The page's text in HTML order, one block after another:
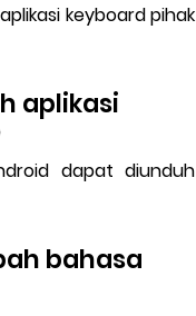
keyboard pihak
aplikasi
dapat diunduh
bahasa